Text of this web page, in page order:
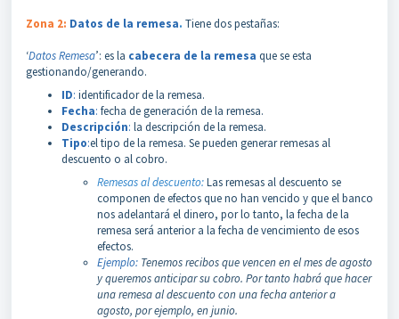
Zona 2: Datos de la remesa. Tiene dos pestañas:
‘Datos Remesa’: es la cabecera de la remesa que se esta
gestionando/generando.
ID: identificador de la remesa.
Fecha: fecha de generación de la remesa.
Descripción: la descripción de la remesa.
Tipo:el tipo de la remesa. Se pueden generar remesas al
descuento o al cobro.
Remesas al descuento:Las remesas al descuento se
componen de efectos que no han vencido y que el banco
nos adelantará el dinero, por lo tanto, la fecha de la
remesa será anterior a la fecha de vencimiento de esos
efectos.
Ejemplo: Tenemos recibos que vencen en el mes de agosto
y queremos anticipar su cobro. Por tanto habrá que hacer
una remesa al descuento con una fecha anterior a
agosto, por ejemplo, en junio.